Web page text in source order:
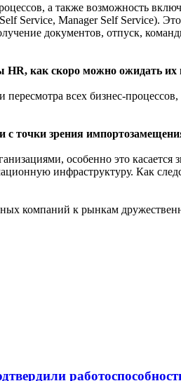
а также возможность
Service, Manager Self Service).
документов, отпуск,
как скоро можно ожидать их
всех бизнес-
с точки зрения
особенно это
инфраструктуру. Как
компаний к рынкам